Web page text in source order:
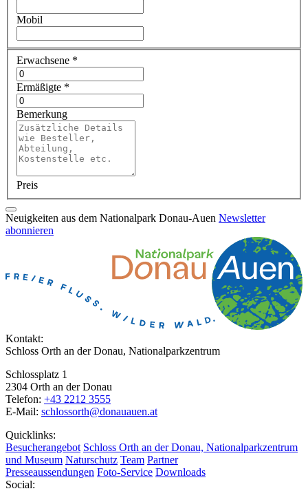
Mobil
Erwachsene *
Ermäßigte *
Bemerkung
Preis
Neuigkeiten aus dem Nationalpark Donau-Auen Newsletter
abonnieren
Kontakt:
Schloss Orth an der Donau, Nationalparkzentrum
Schlossplatz 1
2304 Orth an der Donau
Telefon: +43 2212 3555
E-Mail: schlossorth@donauauen.at
Quicklinks:
Besucherangebot Schloss Orth an der Donau, Nationalparkzentrum
und Museum Naturschutz Team Partner
Presseaussendungen Foto-Service Downloads
Social: